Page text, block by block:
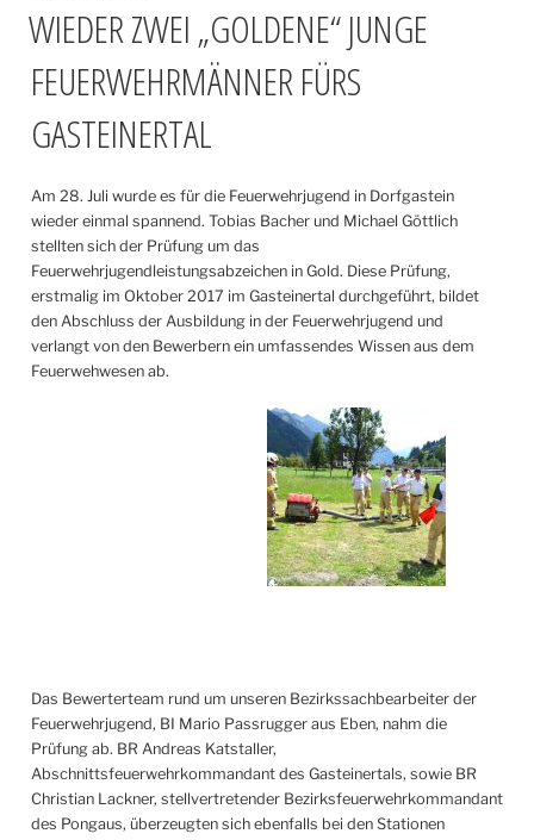
WIEDER ZWEI „GOLDENE“ JUNGE
FEUERWEHRMÄNNER FÜRS
GASTEINERTAL
Am 28. Juli wurde es für die Feuerwehrjugend in Dorfgastein
wieder einmal spannend. Tobias Bacher und Michael Göttlich
stellten sich der Prüfung um das
Feuerwehrjugendleistungsabzeichen in Gold. Diese Prüfung,
erstmalig im Oktober 2017 im Gasteinertal durchgeführt, bildet
den Abschluss der Ausbildung in der Feuerwehrjugend und
verlangt von den Bewerbern ein umfassendes Wissen aus dem
Feuerwehwesen ab.
Das Bewerterteam rund um unseren Bezirkssachbearbeiter der
Feuerwehrjugend, BI Mario Passrugger aus Eben, nahm die
Prüfung ab. BR Andreas Katstaller,
Abschnittsfeuerwehrkommandant des Gasteinertals, sowie BR
Christian Lackner, stellvertretender Bezirksfeuerwehrkommandant
des Pongaus, überzeugten sich ebenfalls bei den Stationen